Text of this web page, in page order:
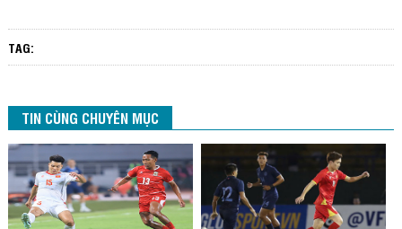
TAG:
TIN CÙNG CHUYÊN MỤC